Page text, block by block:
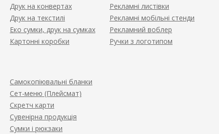
Друк на конвертах
Друк на текстилі
Еко сумки, друк на сумках
Картонні коробки
Рекламні листівки
Рекламні мобільні стенди
Рекламний воблер
Ручки з логотипом
Самокопіювальні бланки
Сет-меню (Плейсмат)
Скретч карти
Сувенірна продукція
Сумки і рюкзаки